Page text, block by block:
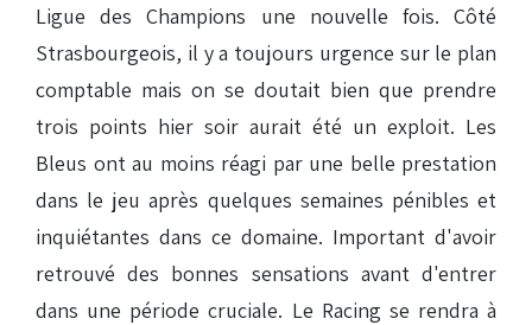
Ligue des Champions une nouvelle fois. Côté
Strasbourgeois, il y a toujours urgence sur le plan
comptable mais on se doutait bien que prendre
trois points hier soir aurait été un exploit. Les
Bleus ont au moins réagi par une belle prestation
dans le jeu après quelques semaines pénibles et
inquiétantes dans ce domaine. Important d'avoir
retrouvé des bonnes sensations avant d'entrer
dans une période cruciale. Le Racing se rendra à